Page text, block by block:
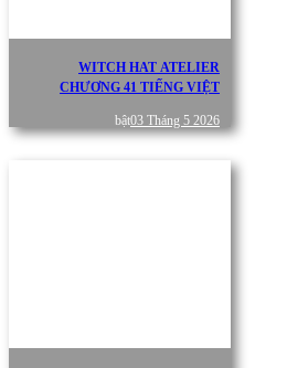
WITCH HAT ATELIER
CHƯƠNG 41 TIẾNG VIỆT
bật03 Tháng 5 2026